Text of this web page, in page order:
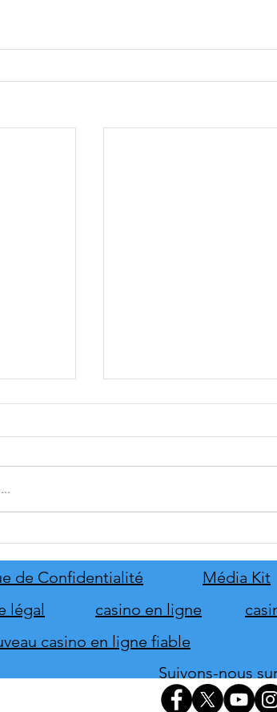
de Confidentialité Média Kit
légal
casino en ligne
casino en ligne fiable
Suivons-nous